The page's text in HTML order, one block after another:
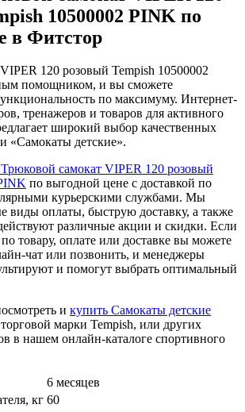
10500002 PINK по
в Фитстор
120 розовый Tempish 10500002
помощником, и вы сможете
по максимуму. Интернет-
тренажеров и товаров для активного
широкий выбор качественных
«Самокаты детские».
самокат VIPER 120 розовый
по выгодной цене с доставкой по
курьерскими службами. Мы
виды оплаты, быструю доставку, а также
различные акции и скидки. Если
товару, оплате или доставке вы можете
чат или позвонить, и менеджеры
и помогут выбрать оптимальный
и купить Самокаты детские
марки Tempish, или других
в нашем онлайн-каталоге спортивного
6 месяцев
кг 60